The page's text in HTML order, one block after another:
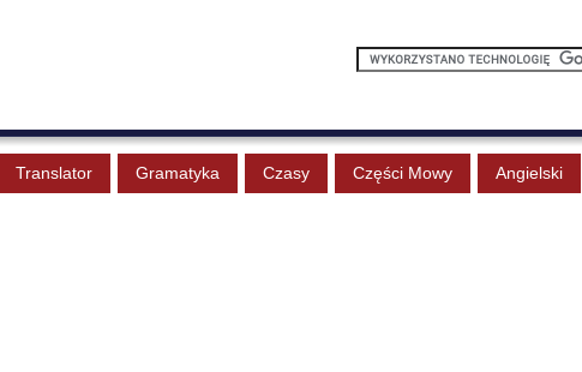
Translator Gramatyka Czasy Części Mowy Angielski